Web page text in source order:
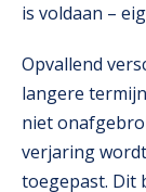
is voldaan –
Opvallend
langere
niet
verjaring
toegepast. Dit